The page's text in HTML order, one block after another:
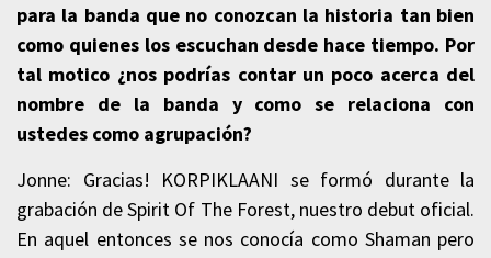
para la banda que no conozcan la historia tan bien
como quienes los escuchan desde hace tiempo. Por
tal motico ¿nos podrías contar un poco acerca del
nombre de la banda y como se relaciona con
ustedes como agrupación?
Jonne: Gracias! KORPIKLAANI se formó durante la
grabación de Spirit Of The Forest, nuestro debut oficial.
En aquel entonces se nos conocía como Shaman pero